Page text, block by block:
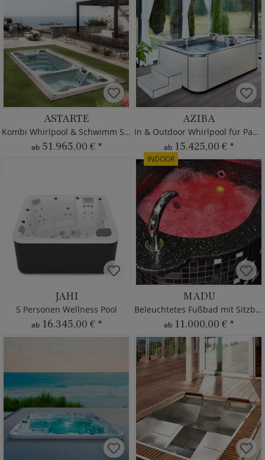
ASTARTE
Kombi Whirlpool & Schwimm Spa
ab 51.965,00 € *
AZIBA
In & Outdoor Whirlpool für Paare
ab 15.425,00 € *
JAHI
5 Personen Wellness Pool
ab 16.345,00 € *
INDOOR
MADU
Beleuchtetes Fußbad mit Sitzbank
ab 11.000,00 € *